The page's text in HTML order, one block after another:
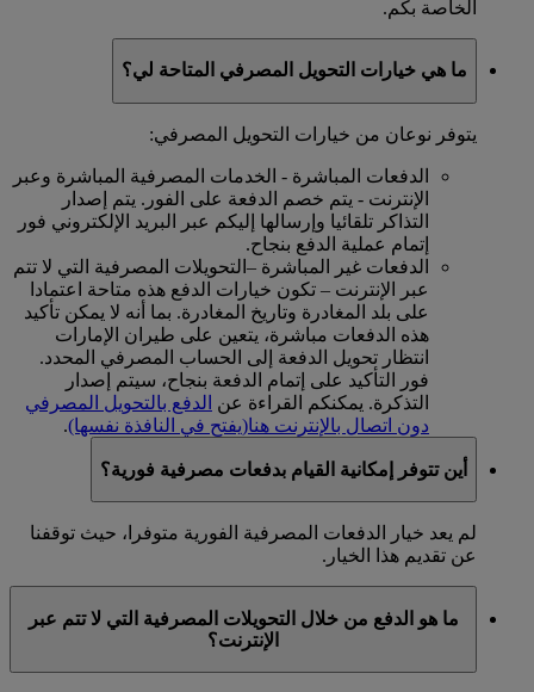
الخاصة بكم.
ما هي خيارات التحويل المصرفي المتاحة لي؟
يتوفر نوعان من خيارات التحويل المصرفي:
الدفعات المباشرة - الخدمات المصرفية المباشرة وعبر
الإنترنت - يتم خصم الدفعة على الفور. يتم إصدار
التذاكر تلقائيا وإرسالها إليكم عبر البريد الإلكتروني فور
إتمام عملية الدفع بنجاح.
الدفعات غير المباشرة –التحويلات المصرفية التي لا تتم
عبر الإنترنت – تكون خيارات الدفع هذه متاحة اعتمادا
على بلد المغادرة وتاريخ المغادرة. بما أنه لا يمكن تأكيد
هذه الدفعات مباشرة، يتعين على طيران الإمارات
انتظار تحويل الدفعة إلى الحساب المصرفي المحدد.
فور التأكيد على إتمام الدفعة بنجاح، سيتم إصدار
التذكرة. يمكنكم القراءة عن الدفع بالتحويل المصرفي
دون اتصال بالإنترنت هنا(يفتح في النافذة نفسها).
أين تتوفر إمكانية القيام بدفعات مصرفية فورية؟
لم يعد خيار الدفعات المصرفية الفورية متوفرا، حيث توقفنا
عن تقديم هذا الخيار.
ما هو الدفع من خلال التحويلات المصرفية التي لا تتم عبر
الإنترنت؟